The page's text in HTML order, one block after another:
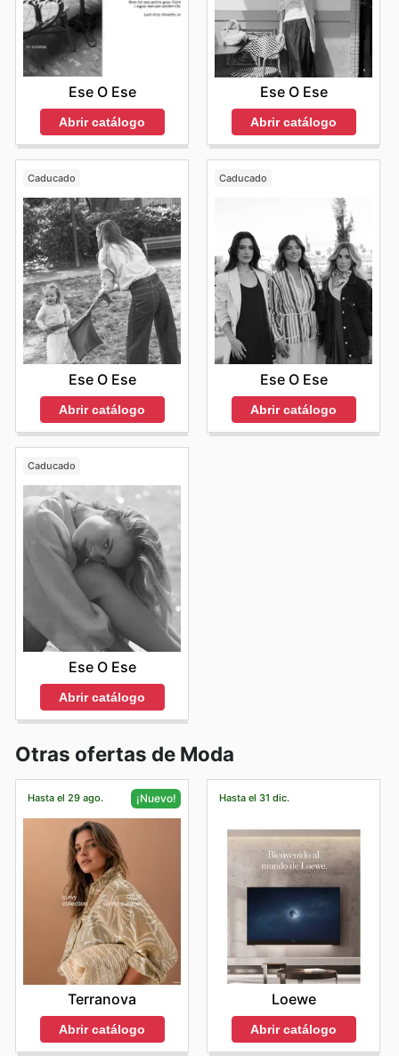
Ese O Ese
Abrir catálogo
Ese O Ese
Abrir catálogo
Caducado
Ese O Ese
Abrir catálogo
Caducado
Ese O Ese
Abrir catálogo
Caducado
Ese O Ese
Abrir catálogo
Otras ofertas de Moda
Hasta el 29 ago. ¡Nuevo!
Terranova
Abrir catálogo
Hasta el 31 dic.
Loewe
Abrir catálogo